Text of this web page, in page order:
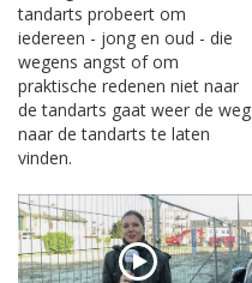
tandarts probeert om
iedereen - jong en oud - die
wegens angst of om
praktische redenen niet naar
de tandarts gaat weer de weg
naar de tandarts te laten
vinden.